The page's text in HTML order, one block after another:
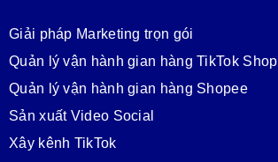
Giải pháp Marketing trọn gói
Quản lý vận hành gian hàng TikTok Shop
Quản lý vận hành gian hàng Shopee
Sản xuất Video Social
Xây kênh TikTok